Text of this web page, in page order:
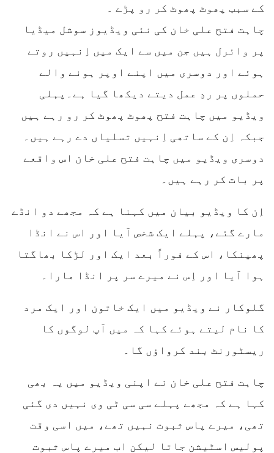
کے سبب پھوٹ پھوٹ کر رو پڑے ۔
چاہت فتح علی خان کی نئی ویڈیوز سوشل میڈیا
پر وائرل ہیں جن میں سے ایک میں اِنہیں روتے
ہوئے اور دوسری میں اپنے اوپر ہونے والے
حملوں پر ردِ عمل دیتے دیکھا گیا ہے۔پہلی
ویڈیو میں چاہت فتح پھوٹ پھوٹ کر رو رہے ہیں
جبکہ اِن کے ساتھی اِنہیں تسلیاں دے رہے ہیں۔
دوسری ویڈیو میں چاہت فتح علی خان اس واقعے
پر بات کر رہے ہیں۔
اِن کا ویڈیو بیان میں کہنا ہے کہ مجھے دو انڈے
مارے گئے، پہلے ایک شخص آیا اور اس نے انڈا
پھینکا، اس کے فوراً بعد ایک اور لڑکا بھاگتا
ہوا آیا اور اِس نے میرے سر پر انڈا مارا۔
گلوکار نے ویڈیو میں ایک خاتون اور ایک مرد
کا نام لیتے ہوئے کہا کہ میں آپ لوگوں کا
ریسٹورنٹ بند کرواؤں گا۔
چاہت فتح علی خان نے اپنی ویڈیو میں یہ بھی
کہا ہے کہ مجھے پہلے سی سی ٹی وی نہیں دی گئی
تھی، میرے پاس ثبوت نہیں تھے، میں اسی وقت
پولیس اسٹیشن جاتا لیکن اب میرے پاس ثبوت